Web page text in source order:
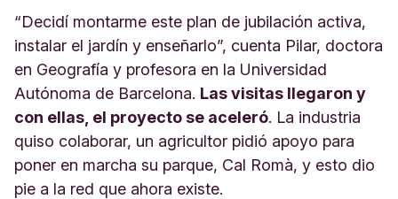
“Decidí montarme este plan de jubilación activa,
instalar el jardín y enseñarlo”, cuenta Pilar, doctora
en Geografía y profesora en la Universidad
Autónoma de Barcelona. Las visitas llegaron y
con ellas, el proyecto se aceleró. La industria
quiso colaborar, un agricultor pidió apoyo para
poner en marcha su parque, Cal Romà, y esto dio
pie a la red que ahora existe.